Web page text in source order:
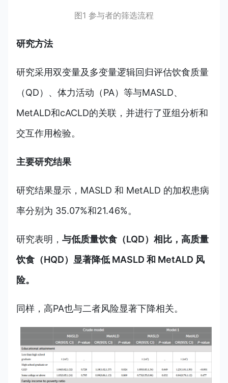
图1 参与者的筛选流程
研究方法
研究采用双变量及多变量逻辑回归评估饮食质量
（QD）、体力活动（PA）等与MASLD、
MetALD和cACLD的关联，并进行了亚组分析和
交互作用检验。
主要研究结果
研究结果显示，MASLD 和 MetALD 的加权患病
率分别为 35.07%和21.46%。
研究表明， 与低质量饮食（LQD）相比，高质量
饮食（HQD）显著降低 MASLD 和 MetALD 风
险。
同样，高PA也与二者风险显著下降相关。